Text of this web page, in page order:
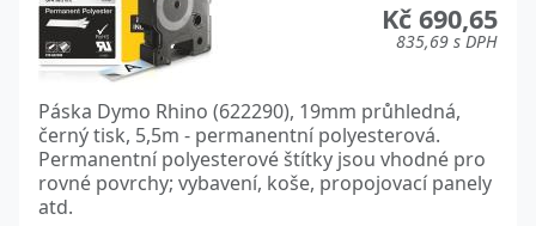
Kč 690,65
835,69 s DPH
Páska Dymo Rhino (622290), 19mm průhledná,
černý tisk, 5,5m - permanentní polyesterová.
Permanentní polyesterové štítky jsou vhodné pro
rovné povrchy; vybavení, koše, propojovací panely
atd.